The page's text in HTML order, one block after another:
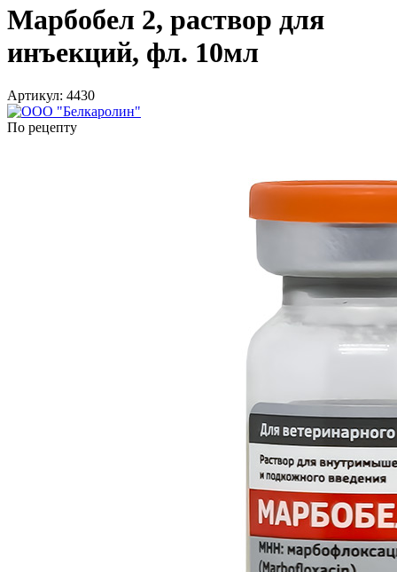
Марбобел 2, раствор для
инъекций, фл. 10мл
Артикул: 4430
По рецепту